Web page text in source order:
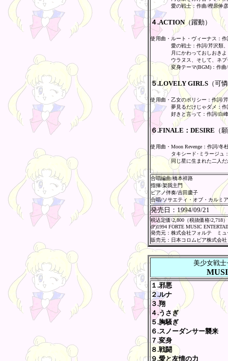
愛の戦士：作曲/樫原伸彦
４.ACTION（躍動）
使用曲・ルート・ヴィーナス：
愛の戦士：作詞/芹沢類
月にかわっておしおき
ウラヌス、そして、ネ
変身テーマ(BGM)：作曲
５.LOVELY GIRLS （可
使用曲・乙女のポリシー：作詞/
夢見るだけじゃダメ：
好きと言って：作詞/白
６.FINALE：DESIRE （
使用曲・Moon Revenge：作詞/冬
タキシード･ミラージュ
同じ星に生まれた二人
合唱編曲/橋本祥路
指揮/架我主門
ピアノ伴奏/吉田慶子
合唱/ソサエティ・オブ・カルミア
発売日： 1994/09/21
税込定価\2,800（税抜価格\2,718）
(P)1994 FORTE MUSIC
発売元：株式会社フォルテ ミュ
販売元：日本コロムビア株式会社
美少女戦
１.邪悪
２.ルナ
３.翔
４.うさぎ
５.胸騒ぎ
６.スノーダンサー襲来
７.変身
８.戦闘
９.愛と友情の力